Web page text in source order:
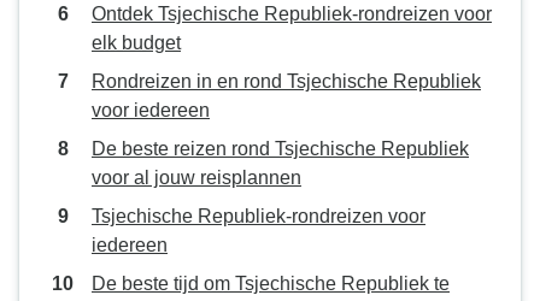
Ontdek Tsjechische Republiek-rondreizen voor
elk budget
Rondreizen in en rond Tsjechische Republiek
voor iedereen
De beste reizen rond Tsjechische Republiek
voor al jouw reisplannen
Tsjechische Republiek-rondreizen voor
iedereen
De beste tijd om Tsjechische Republiek te